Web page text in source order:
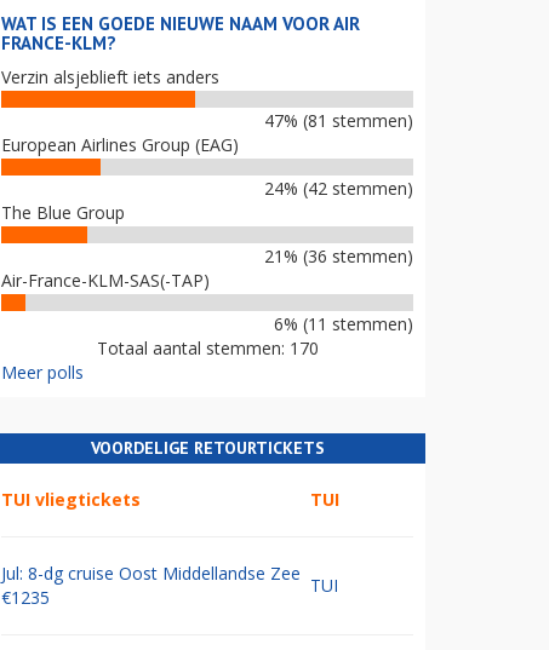
WAT IS EEN GOEDE NIEUWE NAAM VOOR AIR
FRANCE-KLM?
Verzin alsjeblieft iets anders
47% (81 stemmen)
European Airlines Group (EAG)
24% (42 stemmen)
The Blue Group
21% (36 stemmen)
Air-France-KLM-SAS(-TAP)
6% (11 stemmen)
Totaal aantal stemmen: 170
Meer polls
VOORDELIGE RETOURTICKETS
TUI vliegtickets TUI
Jul: 8-dg cruise Oost Middellandse Zee
€1235
TUI